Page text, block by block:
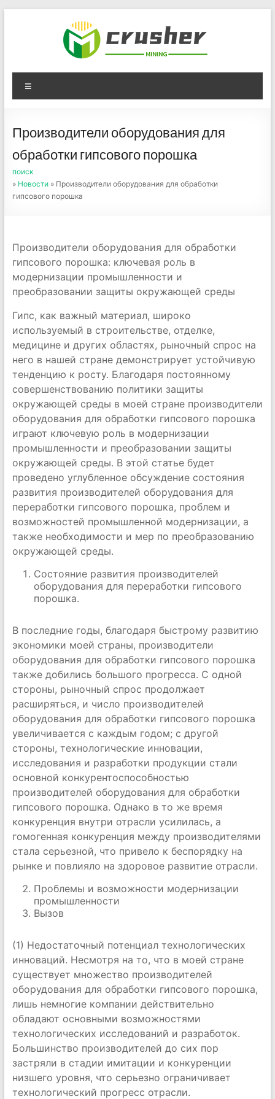
Оборудование для
дробления угля,
измельчения печного
порошка
Производители оборудования для
обработки гипсового порошка
поиск
» Новости» Производители оборудования для обработки
гипсового порошка
Производители оборудования для обработки
гипсового порошка: ключевая роль в
модернизации промышленности и
преобразовании защиты окружающей среды
Гипс, как важный материал, широко
используемый в строительстве, отделке,
медицине и других областях, рыночный спрос на
него в нашей стране демонстрирует устойчивую
тенденцию к росту. Благодаря постоянному
совершенствованию политики защиты
окружающей среды в моей стране производители
оборудования для обработки гипсового порошка
играют ключевую роль в модернизации
промышленности и преобразовании защиты
окружающей среды. В этой статье будет
проведено углубленное обсуждение состояния
развития производителей оборудования для
переработки гипсового порошка, проблем и
возможностей промышленной модернизации, а
также необходимости и мер по преобразованию
окружающей среды.
Состояние развития производителей
оборудования для переработки гипсового
порошка.
В последние годы, благодаря быстрому развитию
экономики моей страны, производители
оборудования для обработки гипсового порошка
также добились большого прогресса. С одной
стороны, рыночный спрос продолжает
расширяться, и число производителей
оборудования для обработки гипсового порошка
увеличивается с каждым годом; с другой
стороны, технологические инновации,
исследования и разработки продукции стали
основной конкурентоспособностью
производителей оборудования для обработки
гипсового порошка. Однако в то же время
конкуренция внутри отрасли усилилась, а
гомогенная конкуренция между производителями
стала серьезной, что привело к беспорядку на
рынке и повлияло на здоровое развитие отрасли.
Проблемы и возможности модернизации
промышленности
Вызов
(1) Недостаточный потенциал технологических
инноваций. Несмотря на то, что в моей стране
существует множество производителей
оборудования для обработки гипсового порошка,
лишь немногие компании действительно
обладают основными возможностями
технологических исследований и разработок.
Большинство производителей до сих пор
застряли в стадии имитации и конкуренции
низшего уровня, что серьезно ограничивает
технологический прогресс отрасли.